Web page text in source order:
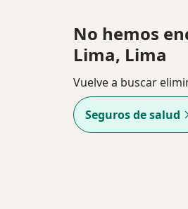
No hemos
Lima, Lima
Vuelve a buscar
Seguros de salud